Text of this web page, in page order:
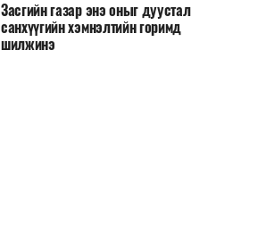
Засгийн газар энэ оныг дуустал
санхүүгийн хэмнэлтийн горимд
шилжинэ